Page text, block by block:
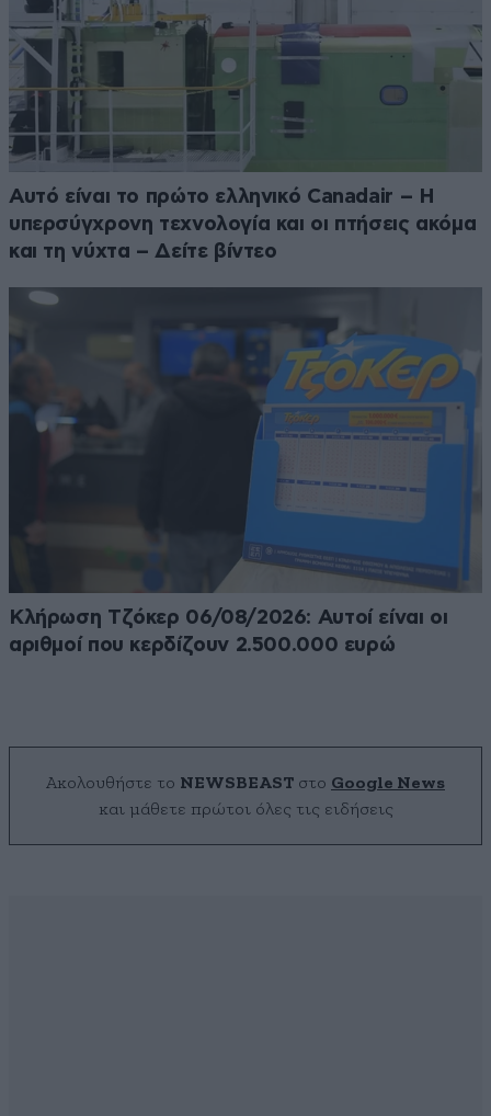
Αυτό είναι το πρώτο ελληνικό Canadair – Η
υπερσύγχρονη τεχνολογία και οι πτήσεις ακόμα
και τη νύχτα – Δείτε βίντεο
Κλήρωση Τζόκερ 06/08/2026: Αυτοί είναι οι
αριθμοί που κερδίζουν 2.500.000 ευρώ
Ακολουθήστε το NEWSBEAST στο Google News
και μάθετε πρώτοι όλες τις ειδήσεις